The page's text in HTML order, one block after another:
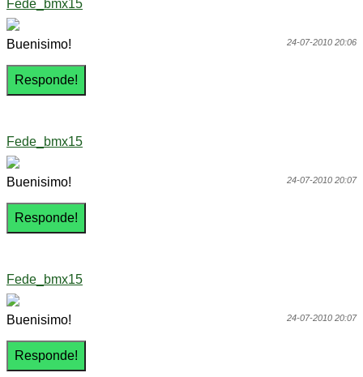
Fede_bmx15
24-07-2010 20:06
Buenisimo!
Fede_bmx15
24-07-2010 20:07
Buenisimo!
Fede_bmx15
24-07-2010 20:07
Buenisimo!